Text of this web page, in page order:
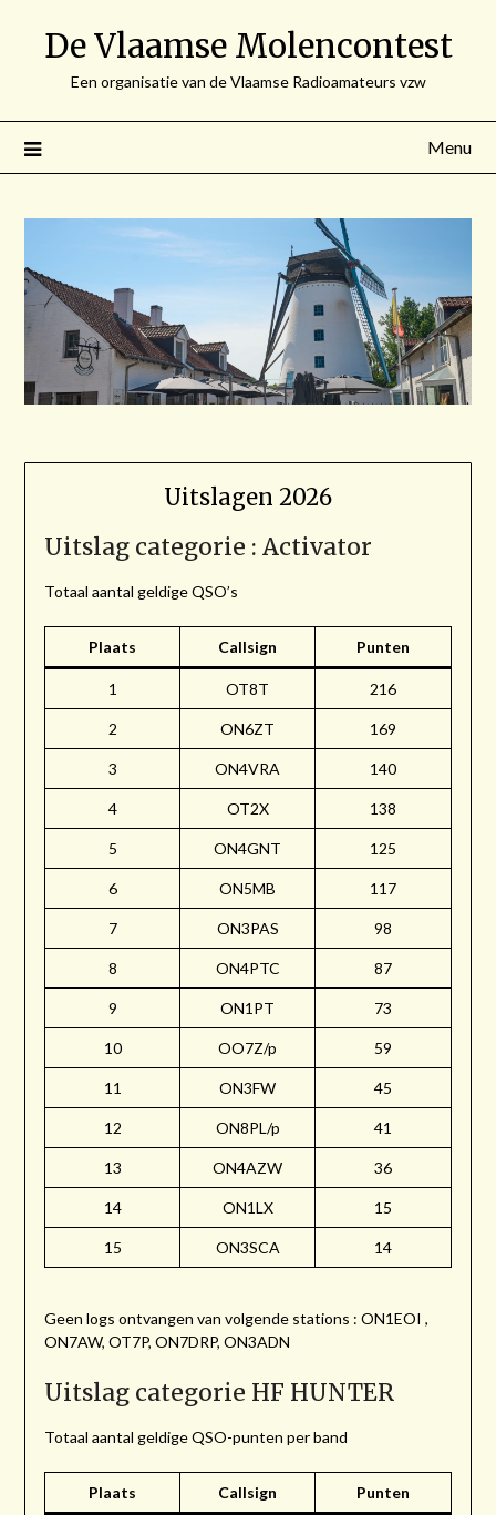
De Vlaamse Molencontest
Een organisatie van de Vlaamse Radioamateurs vzw
Menu
Uitslagen 2026
Uitslag categorie : Activator
Totaal aantal geldige QSO’s
Plaats Callsign Punten
1 OT8T 216
2 ON6ZT 169
3 ON4VRA 140
4 OT2X 138
5 ON4GNT 125
6 ON5MB 117
7 ON3PAS 98
8 ON4PTC 87
9 ON1PT 73
10 OO7Z/p 59
11 ON3FW 45
12 ON8PL/p 41
13 ON4AZW 36
14 ON1LX 15
15 ON3SCA 14
Geen logs ontvangen van volgende stations : ON1EOI ,
ON7AW, OT7P, ON7DRP, ON3ADN
Uitslag categorie HF HUNTER
Totaal aantal geldige QSO-punten per band
Plaats Callsign Punten